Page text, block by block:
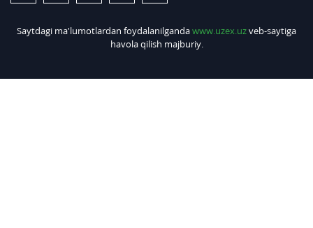
Saytdagi ma'lumotlardan foydalanilgandawww.uzex.uzveb-saytiga
havola qilish majburiy.